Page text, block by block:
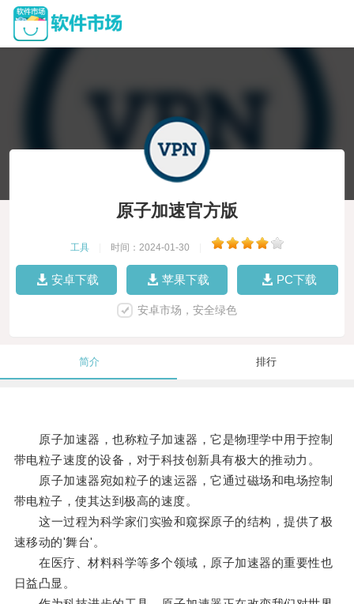
原子加速官方版
工具 时间：2024-01-30
安卓下载 苹果下载 PC下载
安卓市场，安全绿色
简介 排行
原子加速器，也称粒子加速器，它是物理学中用于控制
带电粒子速度的设备，对于科技创新具有极大的推动力。
原子加速器宛如粒子的速运器，它通过磁场和电场控制
带电粒子，使其达到极高的速度。
这一过程为科学家们实验和窥探原子的结构，提供了极
速移动的'舞台'。
在医疗、材料科学等多个领域，原子加速器的重要性也
日益凸显。